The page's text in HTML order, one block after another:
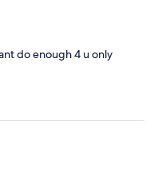
do enough 4 u only